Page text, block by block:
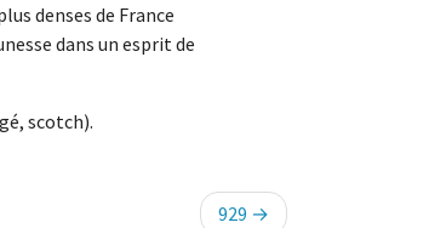
denses de France
dans un esprit de
scotch).
929